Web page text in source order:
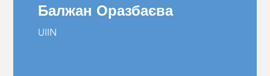
Балжан Оразбаєва
UIIN